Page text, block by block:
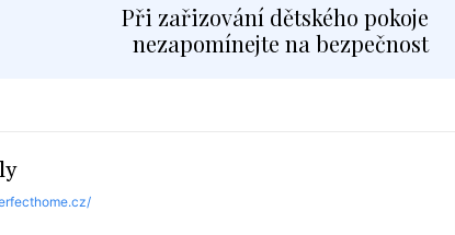
Při zařizování dětského pokoje
nezapomínejte na bezpečnost